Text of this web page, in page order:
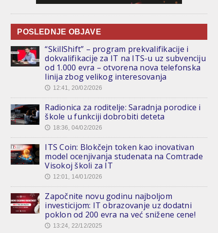
POSLEDNJE OBJAVE
“SkillShift” – program prekvalifikacije i
dokvalifikacije za IT na ITS-u uz subvenciju
od 1.000 evra – otvorena nova telefonska
linija zbog velikog interesovanja
🕔 12:41, 20/02/2026
Radionica za roditelje: Saradnja porodice i
škole u funkciji dobrobiti deteta
🕔 18:36, 04/02/2026
ITS Coin: Blokčejn token kao inovativan
model ocenjivanja studenata na Comtrade
Visokoj školi za IT
🕔 12:01, 14/01/2026
Započnite novu godinu najboljom
investicijom: IT obrazovanje uz dodatni
poklon od 200 evra na već snižene cene!
🕔 13:24, 22/12/2025